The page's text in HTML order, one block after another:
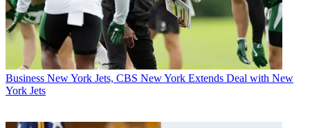
Business New York Jets, CBS New York Extends Deal with New
York Jets